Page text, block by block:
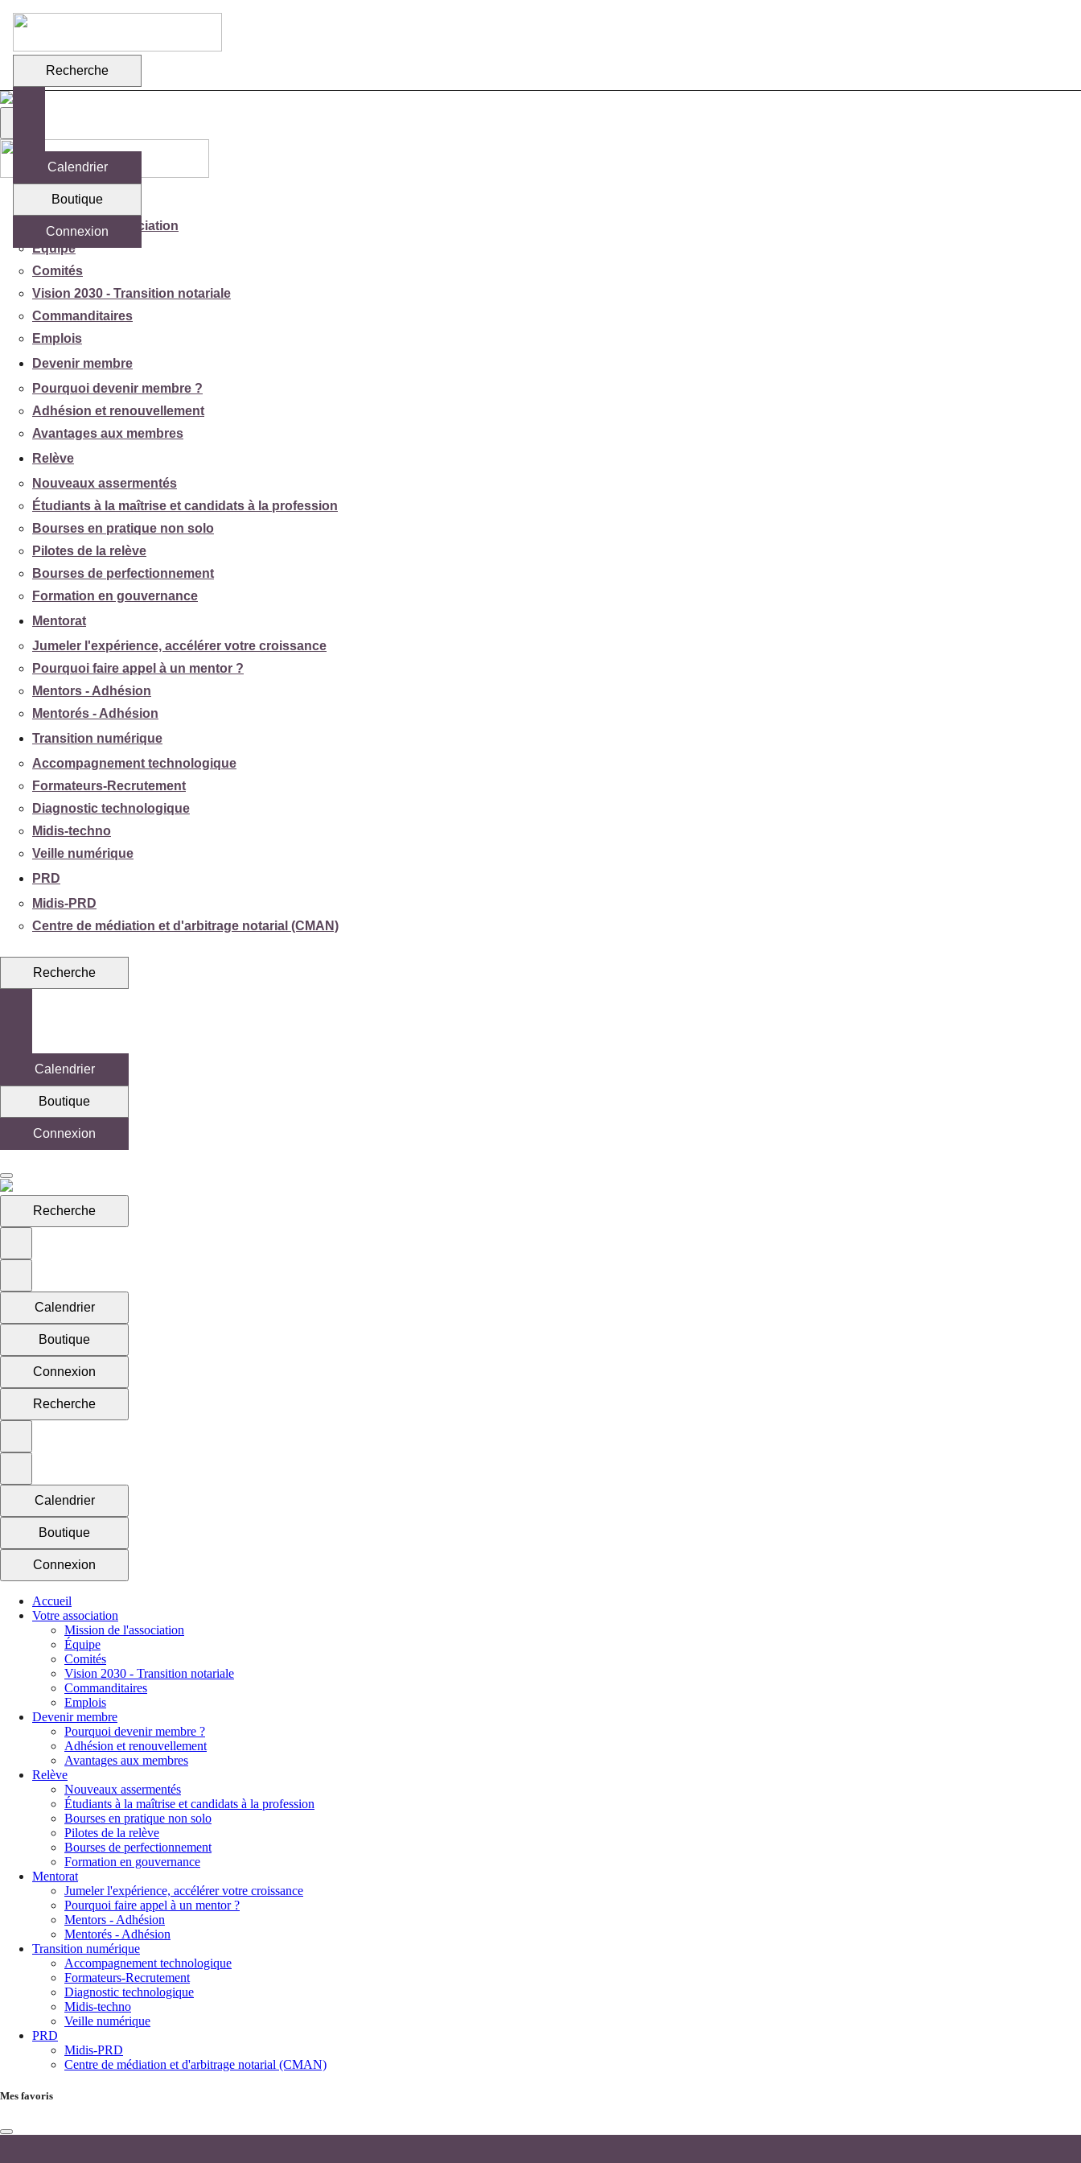
Recherche
Calendrier
Boutique
Connexion
Votre association
Mission de l'association
Équipe
Comités
Vision 2030 - Transition notariale
Commanditaires
Emplois
Devenir membre
Pourquoi devenir membre ?
Adhésion et renouvellement
Avantages aux membres
Relève
Nouveaux assermentés
Étudiants à la maîtrise et candidats à la profession
Bourses en pratique non solo
Pilotes de la relève
Bourses de perfectionnement
Formation en gouvernance
Mentorat
Jumeler l'expérience, accélérer votre croissance
Pourquoi faire appel à un mentor ?
Mentors - Adhésion
Mentorés - Adhésion
Transition numérique
Accompagnement technologique
Formateurs-Recrutement
Diagnostic technologique
Midis-techno
Veille numérique
PRD
Midis-PRD
Centre de médiation et d'arbitrage notarial (CMAN)
Recherche
Calendrier
Boutique
Connexion
Recherche
Calendrier
Boutique
Connexion
Recherche
Calendrier
Boutique
Connexion
Accueil
Votre association
Mission de l'association
Équipe
Comités
Vision 2030 - Transition notariale
Commanditaires
Emplois
Devenir membre
Pourquoi devenir membre ?
Adhésion et renouvellement
Avantages aux membres
Relève
Nouveaux assermentés
Étudiants à la maîtrise et candidats à la profession
Bourses en pratique non solo
Pilotes de la relève
Bourses de perfectionnement
Formation en gouvernance
Mentorat
Jumeler l'expérience, accélérer votre croissance
Pourquoi faire appel à un mentor ?
Mentors - Adhésion
Mentorés - Adhésion
Transition numérique
Accompagnement technologique
Formateurs-Recrutement
Diagnostic technologique
Midis-techno
Veille numérique
PRD
Midis-PRD
Centre de médiation et d'arbitrage notarial (CMAN)
Mes favoris